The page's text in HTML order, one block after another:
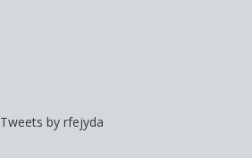
Tweets by rfejyda